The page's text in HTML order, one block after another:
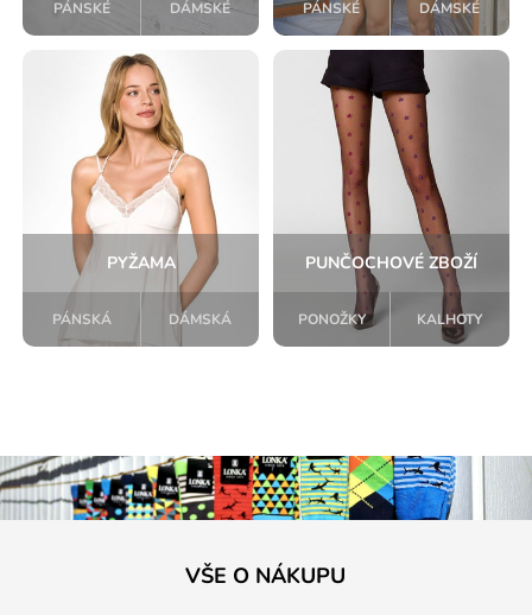
PÁNSKÉ DÁMSKÉ PÁNSKÉ DÁMSKÉ
PYŽAMA
PÁNSKÁ DÁMSKÁ
PUNČOCHOVÉ ZBOŽÍ
PONOŽKY KALHOTY
VŠE O NÁKUPU